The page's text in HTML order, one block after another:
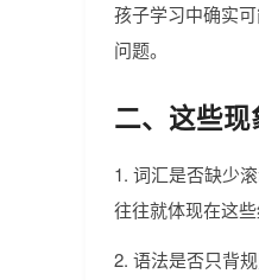
孩子学习中确实
问题。
二、这些
1. 词汇是否缺少
往往就体现在这些
2. 语法是否只背